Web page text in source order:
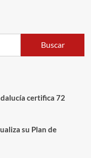
Buscar
certifica 72
su Plan de